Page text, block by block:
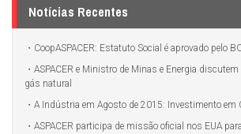
Notícias Recentes
CoopASPACER: Estatuto Social é aprovado pelo
ASPACER e Ministro de Minas e Energia
gás natural
A Indústria em Agosto de 2015: Investimento em
ASPACER participa de missão oficial nos EUA